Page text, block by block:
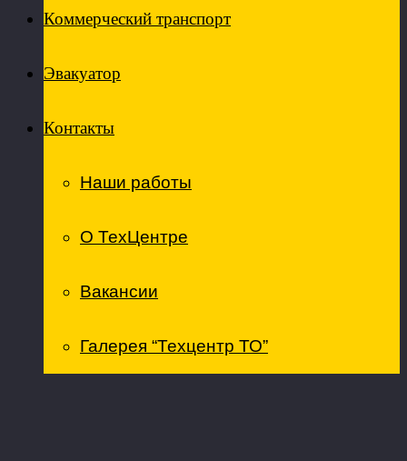
Коммерческий транспорт
Эвакуатор
Контакты
Наши работы
О ТехЦентре
Вакансии
Галерея “Техцентр ТО”